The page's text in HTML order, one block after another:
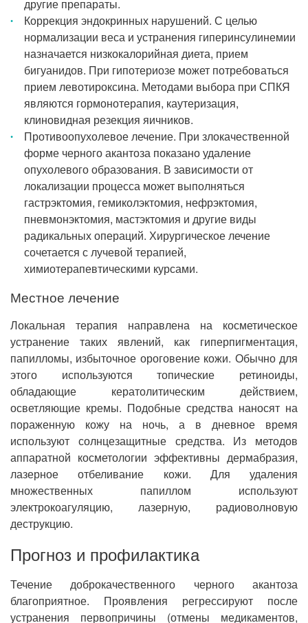
другие препараты.
Коррекция эндокринных нарушений. С целью
нормализации веса и устранения гиперинсулинемии
назначается низкокалорийная диета, прием
бигуанидов. При гипотериозе может потребоваться
прием левотироксина. Методами выбора при СПКЯ
являются гормонотерапия, каутеризация,
клиновидная резекция яичников.
Противоопухолевое лечение. При злокачественной
форме черного акантоза показано удаление
опухолевого образования. В зависимости от
локализации процесса может выполняться
гастрэктомия, гемиколэктомия, нефрэктомия,
пневмонэктомия, мастэктомия и другие виды
радикальных операций. Хирургическое лечение
сочетается с лучевой терапией,
химиотерапевтическими курсами.
Местное лечение
Локальная терапия направлена на косметическое
устранение таких явлений, как гиперпигментация,
папилломы, избыточное ороговение кожи. Обычно для
этого используются топические ретиноиды,
обладающие кератолитическим действием,
осветляющие кремы. Подобные средства наносят на
пораженную кожу на ночь, а в дневное время
используют солнцезащитные средства. Из методов
аппаратной косметологии эффективны дермабразия,
лазерное отбеливание кожи. Для удаления
множественных папиллом используют
электрокоагуляцию, лазерную, радиоволновую
деструкцию.
Прогноз и профилактика
Течение доброкачественного черного акантоза
благоприятное. Проявления регрессируют после
устранения первопричины (отмены медикаментов,